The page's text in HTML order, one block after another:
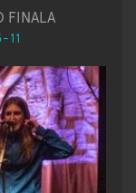
FINALA
11